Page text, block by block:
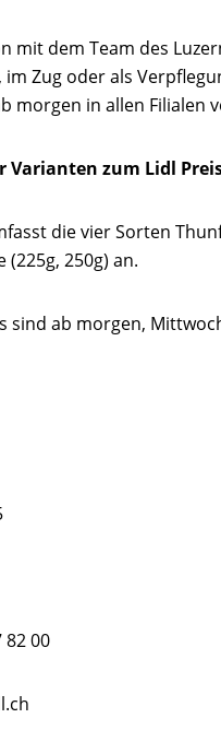
mit dem Team des
im Zug oder als
morgen in allen Filialen
Varianten zum Lidl
die vier Sorten
(225g, 250g) an.
sind ab morgen,
82 00